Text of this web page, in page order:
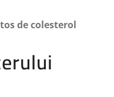
de colesterol